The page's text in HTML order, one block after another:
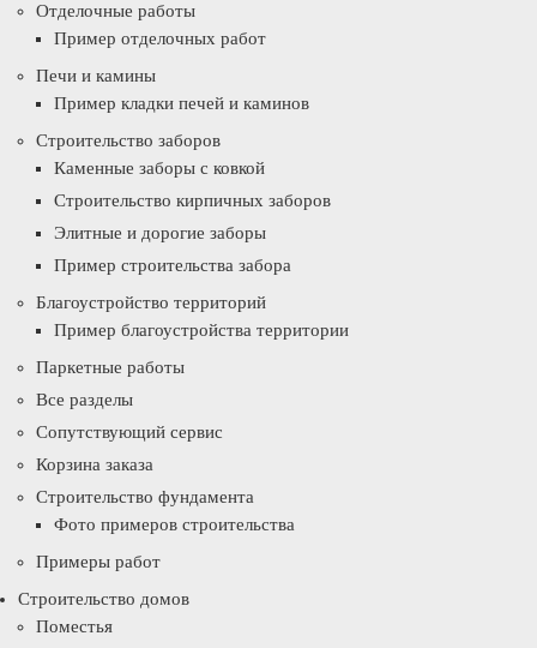
Отделочные работы
Пример отделочных работ
Печи и камины
Пример кладки печей и каминов
Строительство заборов
Каменные заборы с ковкой
Строительство кирпичных заборов
Элитные и дорогие заборы
Пример строительства забора
Благоустройство территорий
Пример благоустройства территории
Паркетные работы
Все разделы
Сопутствующий сервис
Корзина заказа
Строительство фундамента
Фото примеров строительства
Примеры работ
Строительство домов
Поместья